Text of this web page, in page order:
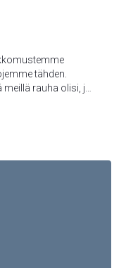
tähden.
rauha olisi, ja